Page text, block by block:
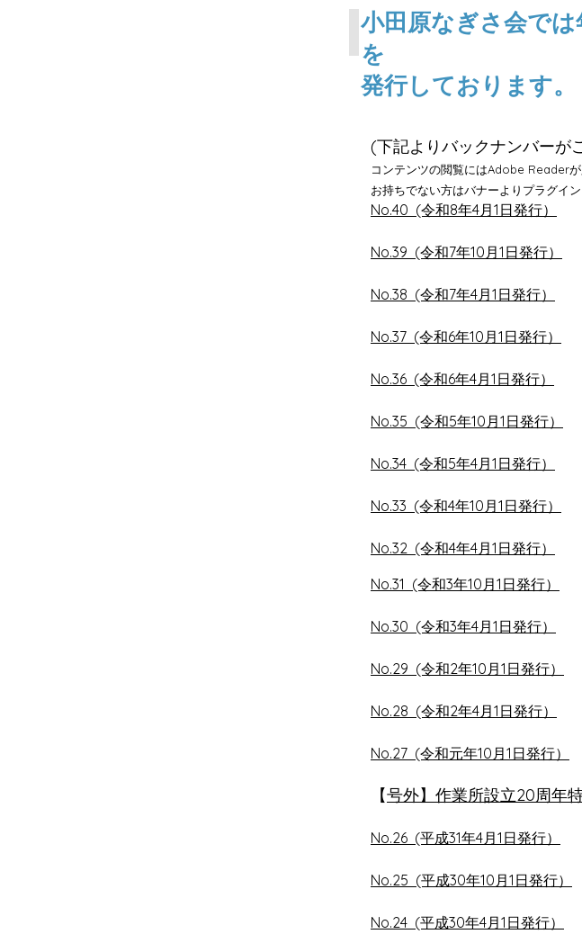
小田原なぎさ会では
を
発行しております。
(下記よりバックナンバーが
コンテンツの閲覧にはAdobe Readerが
お持ちでない方はバナーよりプラグイ
No.40 (令和8年4月1日発行）
No.39 (令和7年10月1日発行）
No.38 (令和7年4月1日発行）
No.37 (令和6年10月1日発行）
No.36 (令和6年4月1日発行）
No.35 (令和5年10月1日発行）
No.34 (令和5年4月1日発行）
No.33 (令和4年10月1日発行）
No.32 (令和4年4月1日発行）
No.31 (令和3年10月1日発行）
No.30 (令和3年4月1日発行）
No.29 (令和2年10月1日発行）
No.28 (令和2年4月1日発行）
No.27 (令和元年10月1日発行）
​【号外】作業所設立20周年
No.26 (平成31年4月1日発行）
No.25 (平成30年10月1日発行）
No.24 (平成30年4月1日発行）